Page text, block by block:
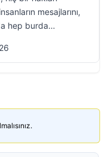
mesajlarını,
hep burda…